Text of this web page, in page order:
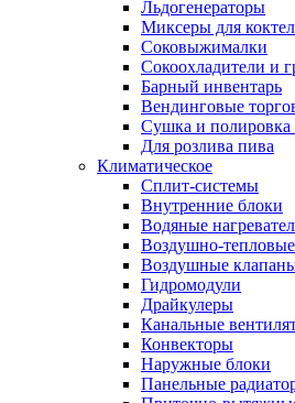
Льдогенераторы
Миксеры для
Соковыжималки
Сокоохладители и
Барный инвентарь
Вендинговые
Сушка и полировка
Для розлива пива
Климатическое
Сплит-системы
Внутренние блоки
Водяные
Воздушно-
Воздушные
Гидромодули
Драйкулеры
Канальные
Конвекторы
Наружные блоки
Панельные